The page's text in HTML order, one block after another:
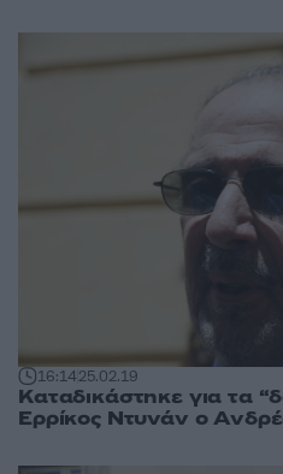
16:1425.02.19
Καταδικάστηκε για τα
Ερρίκος Ντυνάν ο